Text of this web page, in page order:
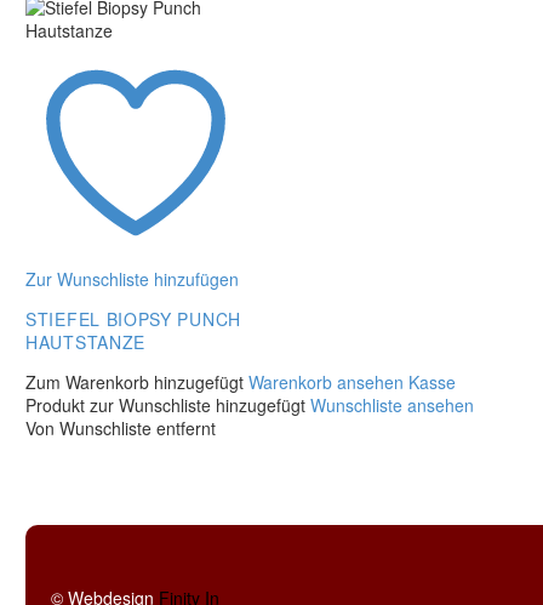
Zur Wunschliste hinzufügen
STIEFEL BIOPSY PUNCH
HAUTSTANZE
Stiefel
Biopsy
Punch
Zum Warenkorb hinzugefügt Warenkorb ansehen Kasse
Produkt zur Wunschliste hinzugefügt Wunschliste ansehen
Von Wunschliste entfernt
© Webdesign Finity In